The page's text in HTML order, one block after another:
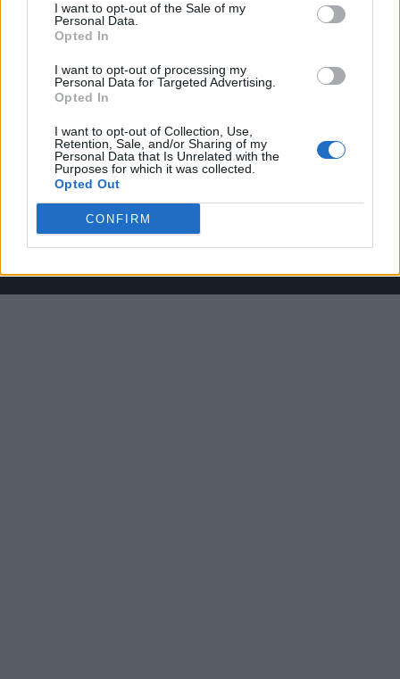
I want to opt-out of the Sale of my
Personal Data.
Opted In
I want to opt-out of processing my
Personal Data for Targeted Advertising.
Opted In
I want to opt-out of Collection, Use,
Retention, Sale, and/or Sharing of my
Personal Data that Is Unrelated with the
Purposes for which it was collected.
Opted Out
CONFIRM
Il materiale (testo, foto e video) consultabile in questo portale è di nostra proprietà.
Alcune foto (screenshot) ed articoli presenti su "Milan Magazine" sono in parte giunti da
internet, in quanto arrivati alla nostra attenzione attraverso regolari comunicati stampa
pubblico dominio. Se i soggetti o gli autori avessero qualcosa in contrario alla
pubblicazione, non avranno che da segnalarlo alla redazione (indirizzo email:
redazione@napolimagazine.com), che provvederà prontamente alla rimozione.
"Milan Magazine" non è una testata giornalistica, ma un sito di informazione di
proprietà di Napoli Magazine, e non è in alcun modo collegato alla A.C. Milan, che ne
detiene tutti i marchi e diritti.